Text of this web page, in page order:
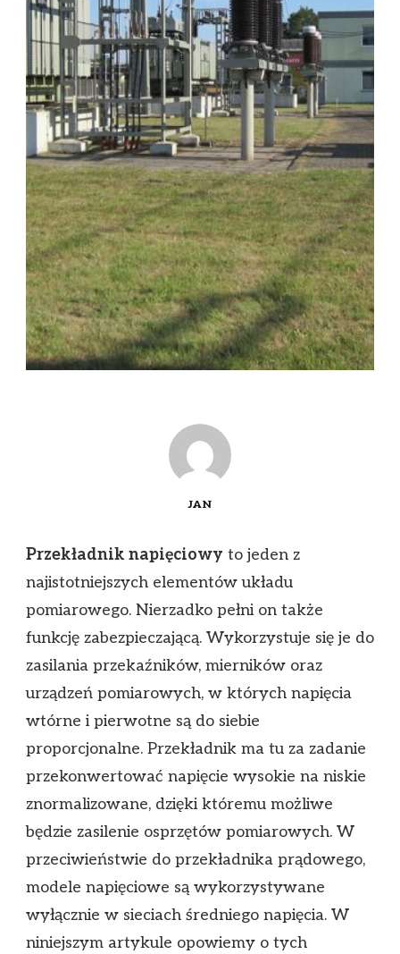
JAN
Przekładnik napięciowy to jeden z
najistotniejszych elementów układu
pomiarowego. Nierzadko pełni on także
funkcję zabezpieczającą. Wykorzystuje się je do
zasilania przekaźników, mierników oraz
urządzeń pomiarowych, w których napięcia
wtórne i pierwotne są do siebie
proporcjonalne. Przekładnik ma tu za zadanie
przekonwertować napięcie wysokie na niskie
znormalizowane, dzięki któremu możliwe
będzie zasilenie osprzętów pomiarowych. W
przeciwieństwie do przekładnika prądowego,
modele napięciowe są wykorzystywane
wyłącznie w sieciach średniego napięcia. W
niniejszym artykule opowiemy o tych